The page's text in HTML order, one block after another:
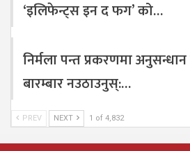
‘इलिफेन्ट्स इन द फग’ को…
निर्मला पन्त प्रकरणमा
बारम्बार नउठाउनुस्:…
PREV NEXT 1 of 4,832